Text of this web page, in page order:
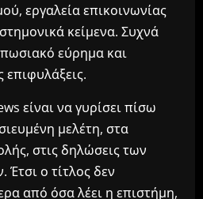
εργαλεία επικοινωνίας
κείμενα. Συχνά
εύρημα και
επιφυλάξεις.
είναι να γυρίσει πίσω
μελέτη, στα
στις δηλώσεις των
Έτσι ο τίτλος δεν
από όσα λέει η επιστήμη,